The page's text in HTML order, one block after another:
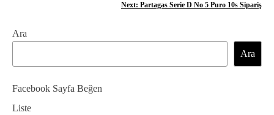
ı
g
e
z
Next: Partagas Serie D No 5 Puro 10s Sipariş
Ara
Ara
Facebook Sayfa Beğen
Liste